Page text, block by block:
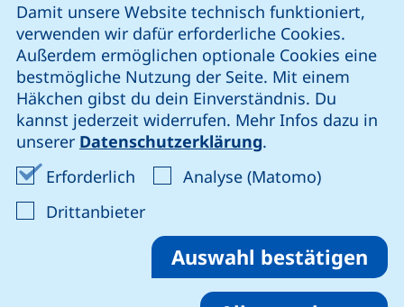
Damit unsere Website technisch funktioniert,
verwenden wir dafür erforderliche Cookies.
Außerdem ermöglichen optionale Cookies eine
bestmögliche Nutzung der Seite. Mit einem
Häkchen gibst du dein Einverständnis. Du
kannst jederzeit widerrufen. Mehr Infos dazu in
unserer Datenschutzerklärung.
Erforderlich Erforderliche Cookies akzeptieren
Analyse (Matomo)Analyse-
Drittanbieter: Cookies von Drittanbieter
Auswahl bestätigen
unsere Facebook-Seite (externer Link, öffnet neues
unsere LinkedIn-Seite (externer Link, öffnet
unsere Instagram-Seite (externer Link,
unsere YouTube-Seite (externer
Cookie-Einstellungen
Impressum
Datenschutz
Erklärung zur Barrierefreiheit